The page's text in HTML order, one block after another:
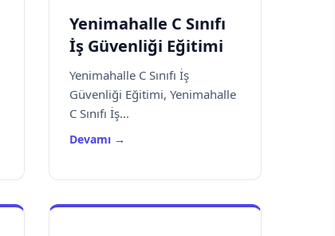
Yenimahalle C Sınıfı
İş Güvenliği Eğitimi
Yenimahalle C Sınıfı İş
Güvenliği Eğitimi, Yenimahalle
C Sınıfı İş...
Devamı →